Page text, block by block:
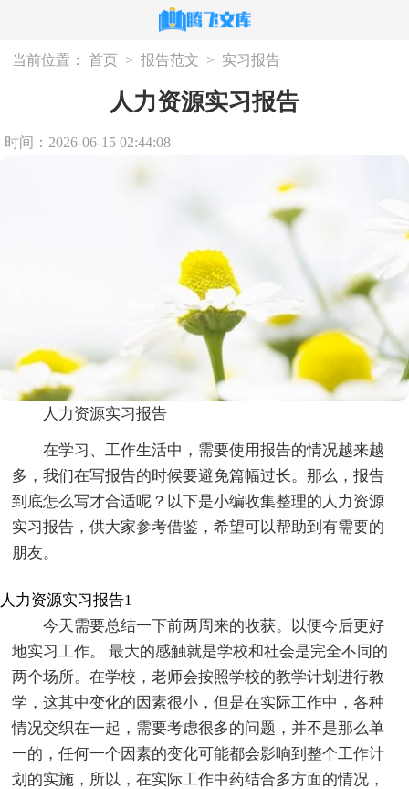
当前位置： 首页 > 报告范文 > 实习报告
人力资源实习报告
时间：2026-06-15 02:44:08
人力资源实习报告
在学习、工作生活中，需要使用报告的情况越来越
多，我们在写报告的时候要避免篇幅过长。那么，报告
到底怎么写才合适呢？以下是小编收集整理的人力资源
实习报告，供大家参考借鉴，希望可以帮助到有需要的
朋友。
人力资源实习报告1
今天需要总结一下前两周来的收获。以便今后更好
地实习工作。 最大的感触就是学校和社会是完全不同的
两个场所。在学校，老师会按照学校的教学计划进行教
学，这其中变化的因素很小，但是在实际工作中，各种
情况交织在一起，需要考虑很多的问题，并不是那么单
一的，任何一个因素的变化可能都会影响到整个工作计
划的实施，所以，在实际工作中药结合多方面的情况，